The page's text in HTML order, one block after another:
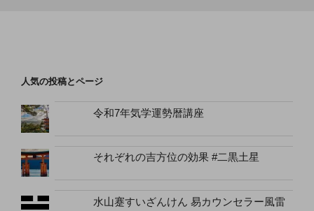
人気の投稿とページ
令和7年気学運勢暦講座
それぞれの吉方位の効果 #二黒土星
水山蹇すいざんけん 易カウンセラー風雷